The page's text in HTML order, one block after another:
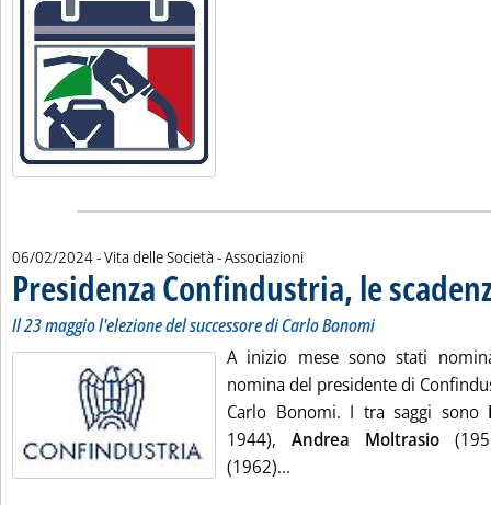
06/02/2024- Vita delle Società - Associazioni
Presidenza Confindustria, le
Il 23 maggio l'elezione del successore di Carlo Bonomi
A inizio mese sono stati
nomina del presidente di
Carlo Bonomi. I tra saggi sono
1944), Andrea Moltrasio
(1962)...